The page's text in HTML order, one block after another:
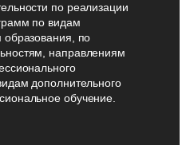
по реализации
по видам
образования, по
направлениям
дополнительного
обучение.